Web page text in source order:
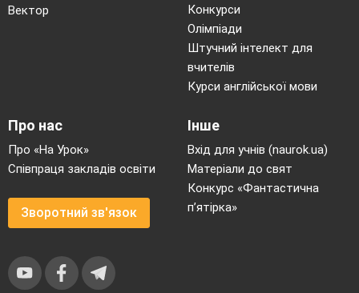
Вектор
Конкурси
Олімпіади
Штучний інтелект для
вчителів
Курси англійської мови
Про нас
Про «На Урок»
Співпраця закладів освіти
Зворотний зв'язок
Інше
Вхід для учнів (naurok.ua)
Матеріали до свят
Конкурс «Фантастична
п’ятірка»